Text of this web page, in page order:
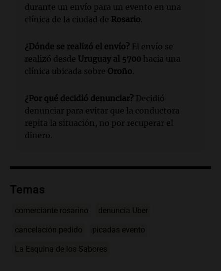
durante un envío para un evento en una
clínica de la ciudad de Rosario.
¿Dónde se realizó el envío? El envío se
realizó desde Uruguay al 5700 hacia una
clínica ubicada sobre Oroño.
¿Por qué decidió denunciar? Decidió
denunciar para evitar que la conductora
repita la situación, no por recuperar el
dinero.
Temas
comerciante rosarino denuncia Uber
cancelación pedido picadas evento
La Esquina de los Sabores